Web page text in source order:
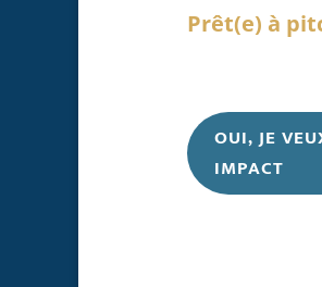
Prêt(e) à
OUI, JE
IMPACT